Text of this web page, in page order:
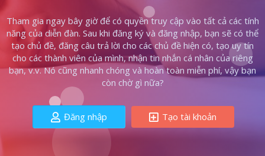
Tham gia ngay bây giờ để có quyền truy cập vào tất cả các tính
năng của diễn đàn. Sau khi đăng ký và đăng nhập, bạn sẽ có thể
tạo chủ đề, đăng câu trả lời cho các chủ đề hiện có, tạo uy tín
cho các thành viên của mình, nhận tin nhắn cá nhân của riêng
bạn, v.v. Nó cũng nhanh chóng và hoàn toàn miễn phí, vậy bạn
còn chờ gì nữa?
Đăng nhập Tạo tài khoản